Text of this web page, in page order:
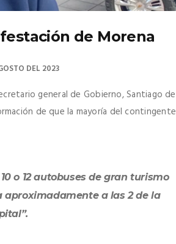
de Morena
DEL 2023
general de Gobierno, Santiago de
de que la mayoría del contingente
o 12 autobuses de gran turismo
aproximadamente a las 2 de la